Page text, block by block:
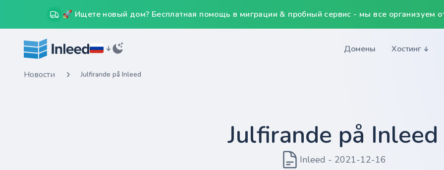
🚀 Ищете новый дом? Бесплатная помощь в миграции & пробный сервис - мы все организуем
Домены Хостинг
Новости Julfirande på Inleed
Julfirande på Inleed
Inleed - 2021-12-16